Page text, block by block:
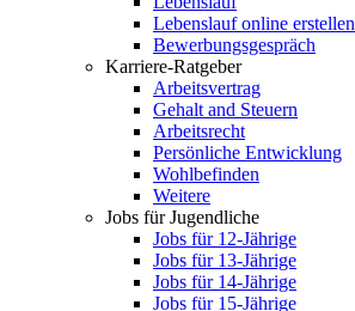
Lebenslauf online erstellen
Bewerbungsgespräch
Karriere-Ratgeber
Arbeitsvertrag
Gehalt and Steuern
Arbeitsrecht
Persönliche Entwicklung
Wohlbefinden
Weitere
Jobs für Jugendliche
Jobs für 12-Jährige
Jobs für 13-Jährige
Jobs für 14-Jährige
Jobs für 15-Jährige